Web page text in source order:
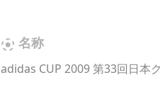
名称
adidas CUP 2009 第33回日本